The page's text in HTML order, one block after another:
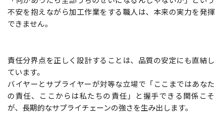
不安を抱えながら加工作業をする職人は、本来の実力を発揮
できません。
責任分界点を正しく設計することは、品質の安定にも直結し
ています。
バイヤーとサプライヤーが対等な立場で「ここまではあなた
の責任、ここからは私たちの責任」と握手できる関係こそ
が、長期的なサプライチェーンの強さを生み出します。